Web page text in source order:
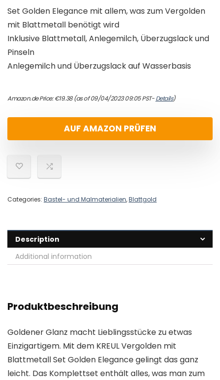
Set Golden Elegance mit allem, was zum Vergolden
mit Blattmetall benötigt wird
Inklusive Blattmetall, Anlegemilch, Überzugslack und
Pinseln
Anlegemilch und Überzugslack auf Wasserbasis
Amazon.de Price:€19.38(as of 09/04/2023 09:05 PST-Details)
AUF AMAZON PRÜFEN
Categories: Bastel- und Malmaterialien,Blattgold
Description
Additional information
Produktbeschreibung
Goldener Glanz macht Lieblingsstücke zu etwas
Einzigartigem. Mit dem KREUL Vergolden mit
Blattmetall Set Golden Elegance gelingt das ganz
leicht. Das Komplettset enthält alles, was man zum